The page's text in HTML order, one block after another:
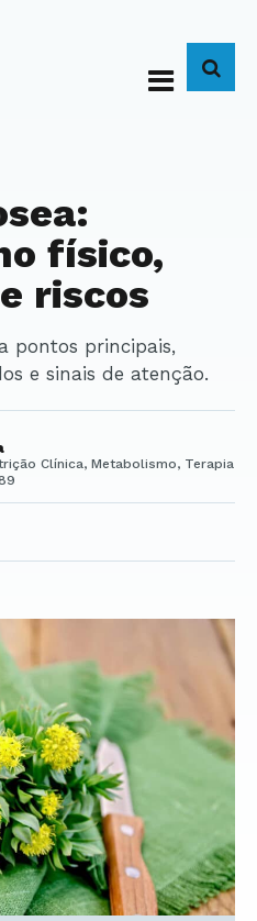
físico,
riscos
e sinais de atenção.
Clínica, Metabolismo, Terapia